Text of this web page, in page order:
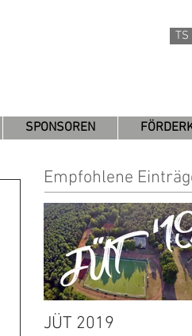
TS
SPONSOREN
Empfohlene
JÜT 2019